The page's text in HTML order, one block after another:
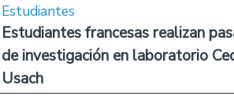
Estudiantes
Estudiantes francesas realizan
de investigación en laboratorio
Usach